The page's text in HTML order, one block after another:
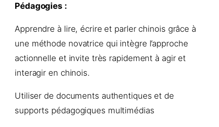
Pédagogies :
Apprendre à lire, écrire et parler chinois grâce à
une méthode novatrice qui intègre l’approche
actionnelle et invite très rapidement à agir et
interagir en chinois.
Utiliser de documents authentiques et de
supports pédagogiques multimédias